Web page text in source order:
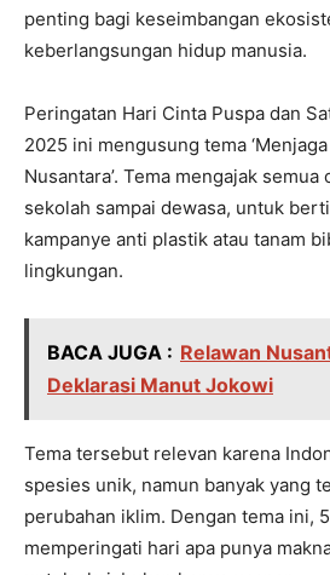
penting bagi keseimbangan
keberlangsungan hidup manusia.
Peringatan Hari Cinta Puspa dan
2025 ini mengusung tema
Nusantara’. Tema mengajak semua
sekolah sampai dewasa, untuk
kampanye anti plastik atau tanam
lingkungan.
BACA JUGA : Relawan
Deklarasi Manut Jokowi
Tema tersebut relevan karena
spesies unik, namun banyak yang
perubahan iklim. Dengan tema ini,
memperingati hari apa punya